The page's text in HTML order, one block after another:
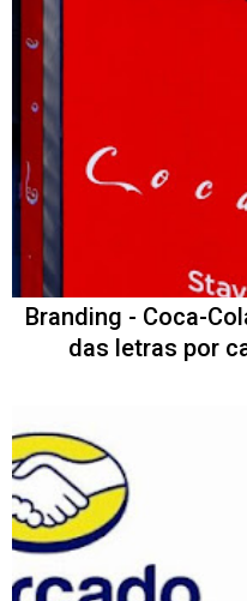
Branding - Coca-
das letras por